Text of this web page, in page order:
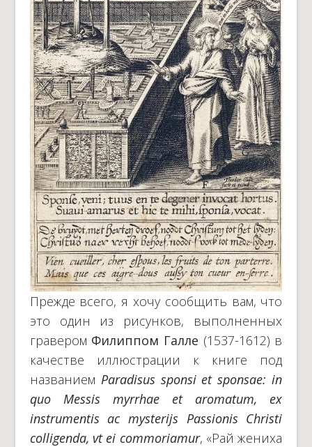
Прежде всего, я хочу сообщить вам, что
это один из рисунков, выполненных
гравером Филиппом Галле (1537-1612) в
качестве иллюстрации к книге под
названием Paradisus sponsi et sponsae: in
quo Messis myrrhae et aromatum, ex
instrumentis ac mysterijs Passionis Christi
colligenda, vt ei commoriamur, «Рай жениха